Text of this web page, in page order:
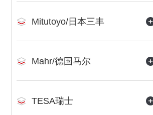
Mitutoyo/日本三丰
Mahr/德国马尔
TESA瑞士